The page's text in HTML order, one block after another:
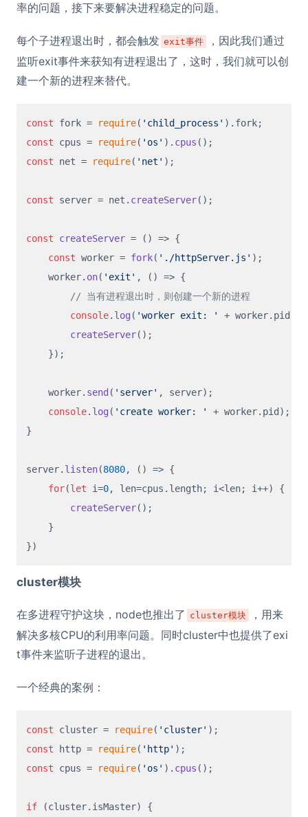
率的问题，接下来要解决进程稳定的问题。
每个子进程退出时，都会触发 exit事件
，因此我们通过
监听exit事件来获知有进程退出了，这时，我们就可以创
建一个新的进程来替代。
const fork = require( 'child_process' ). fork
const cpus = require( 'os' ). cpus
const net = require( 'net' );
const server = net. createServer();
const createServer = ( ) => {
const worker = fork( './httpServer.js' );
    worker.
on( 'exit' , () => {
// 当有进程退出时，则创建一个新的进程
console. log ( 'worker exit: ' + worker. pid
createServer();
    });
    worker.
send ( 'server' , server);
console. log ( 'create worker: ' + worker. pid );
}
server. listen(8080, () => {
for(let i=0, len=cpus. length; i<len; i++) {
createServer();
    }
cluster模块
在多进程守护这块，node也推出了 cluster模块
，用来
解决多核CPU的利用率问题。同时cluster中也提供了exi
t事件来监听子进程的退出。
一个经典的案例：
const cluster = require( 'cluster'
const http = require( 'http'
const cpus = require( 'os' ). cpus ();
if (cluster. isMaster) {